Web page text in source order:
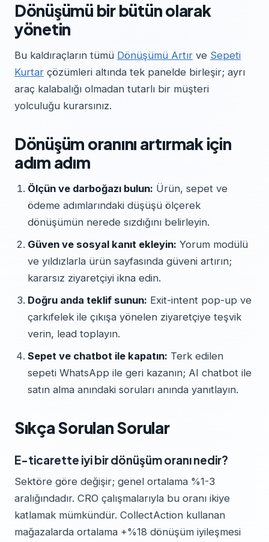
Dönüşümü bir bütün olarak
yönetin
Bu kaldıraçların tümü Dönüşümü Artır ve Sepeti
Kurtar çözümleri altında tek panelde birleşir; ayrı
araç kalabalığı olmadan tutarlı bir müşteri
yolculuğu kurarsınız.
Dönüşüm oranını artırmak için
adım adım
Ölçün ve darboğazı bulun: Ürün, sepet ve
ödeme adımlarındaki düşüşü ölçerek
dönüşümün nerede sızdığını belirleyin.
Güven ve sosyal kanıt ekleyin: Yorum modülü
ve yıldızlarla ürün sayfasında güveni artırın;
kararsız ziyaretçiyi ikna edin.
Doğru anda teklif sunun: Exit-intent pop-up ve
çarkıfelek ile çıkışa yönelen ziyaretçiye teşvik
verin, lead toplayın.
Sepet ve chatbot ile kapatın: Terk edilen
sepeti WhatsApp ile geri kazanın; AI chatbot ile
satın alma anındaki soruları anında yanıtlayın.
Sıkça Sorulan Sorular
E-ticarette iyi bir dönüşüm oranı nedir?
Sektöre göre değişir; genel ortalama %1-3
aralığındadır. CRO çalışmalarıyla bu oranı ikiye
katlamak mümkündür. CollectAction kullanan
mağazalarda ortalama +%18 dönüşüm iyileşmesi